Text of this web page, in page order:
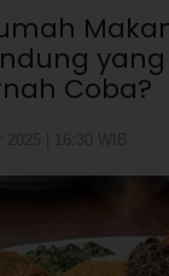
Coba?